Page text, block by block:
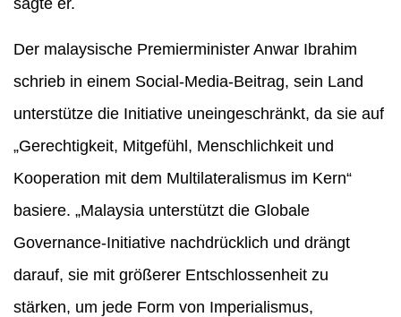
Der malaysische Premierminister Anwar Ibrahim
schrieb in einem Social-Media-Beitrag, sein Land
unterstütze die Initiative uneingeschränkt, da sie auf
„Gerechtigkeit, Mitgefühl, Menschlichkeit und
Kooperation mit dem Multilateralismus im Kern“
basiere. „Malaysia unterstützt die Globale
Governance-Initiative nachdrücklich und drängt
darauf, sie mit größerer Entschlossenheit zu
stärken, um jede Form von Imperialismus,